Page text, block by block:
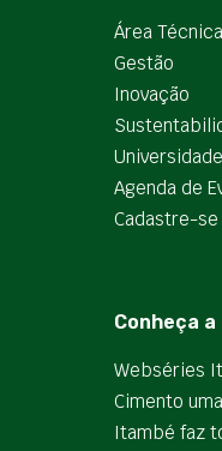
Área Técnica
Gestão
Inovação
Agenda de
Cadastre-se
Conheça
Webséries
Cimento
Itambé faz